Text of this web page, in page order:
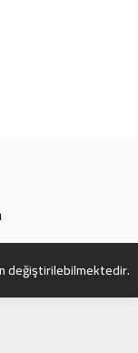
değiştirilebilmektedir.